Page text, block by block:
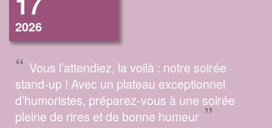
2026
“ Vous l’attendiez, la voilà : notre soirée
stand-up ! Avec un plateau exceptionnel
d’humoristes, préparez-vous à une soirée
pleine de rires et de bonne humeur ”